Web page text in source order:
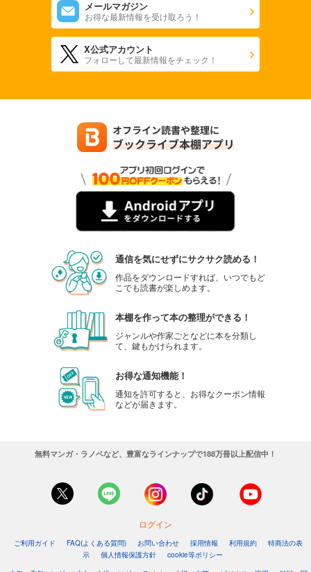
メールマガジン
お得な最新情報を受け取ろう！
X公式アカウント
フォローして最新情報をチェック！
通信を気にせずにサクサク読める！
作品をダウンロードすれば、いつでもど
こでも読書が楽しめます。
本棚を作って本の整理ができる！
ジャンルや作家ごとなどに本を分類し
て、鍵もかけられます。
お得な通知機能！
通知を許可すると、お得なクーポン情報
などが届きます。
無料マンガ・ラノベなど、豊富なラインナップで188万冊以上配信中！
ログイン
ご利用ガイド FAQ(よくある質問) お問い合わせ 採用情報 利用規約
特商法の表
示
個人情報保護方針
cookie等ポリシー